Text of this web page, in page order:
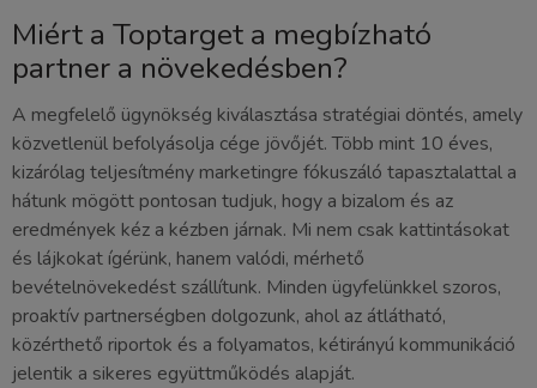
Miért a Toptarget a megbízható
partner a növekedésben?
A megfelelő ügynökség kiválasztása stratégiai döntés, amely
közvetlenül befolyásolja cége jövőjét. Több mint 10 éves,
kizárólag teljesítmény marketingre fókuszáló tapasztalattal a
hátunk mögött pontosan tudjuk, hogy a bizalom és az
eredmények kéz a kézben járnak. Mi nem csak kattintásokat
és lájkokat ígérünk, hanem valódi, mérhető
bevételnövekedést szállítunk. Minden ügyfelünkkel szoros,
proaktív partnerségben dolgozunk, ahol az átlátható,
közérthető riportok és a folyamatos, kétirányú kommunikáció
jelentik a sikeres együttműködés alapját.